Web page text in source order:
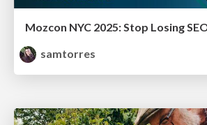
Mozcon NYC 2025: Stop Losing
samtorres